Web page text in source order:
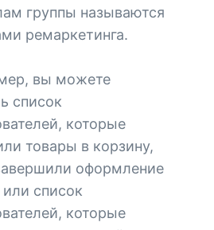
группы называются
ремаркетинга.
вы можете
список
которые
товары в корзину,
оформление
или список
которые